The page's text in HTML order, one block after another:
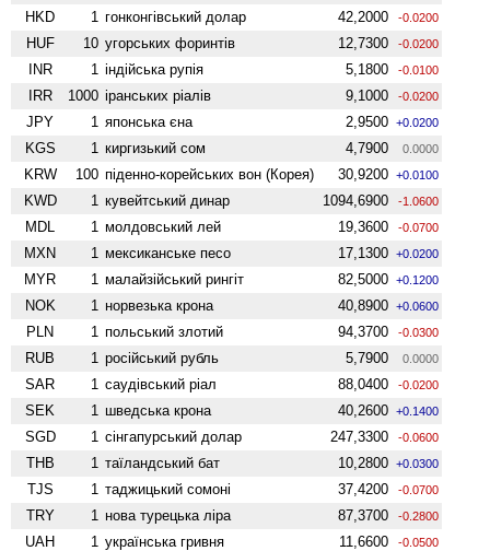
HKD 1 гонконгівський долар 42,2000 -0.0200
HUF 10 угорських форинтів 12,7300 -0.0200
INR 1 індійська рупія 5,1800 -0.0100
IRR 1000 іранських ріалів 9,1000 -0.0200
JPY 1 японська єна 2,9500 +0.0200
KGS 1 киргизький сом 4,7900 0.0000
KRW 100 піденно-корейських вон (Корея) 30,9200 +0.0100
KWD 1 кувейтський динар 1094,6900 -1.0600
MDL 1 молдовський лей 19,3600 -0.0700
MXN 1 мексиканське песо 17,1300 +0.0200
MYR 1 малайзійський рингіт 82,5000 +0.1200
NOK 1 норвезька крона 40,8900 +0.0600
PLN 1 польський злотий 94,3700 -0.0300
RUB 1 російський рубль 5,7900 0.0000
SAR 1 саудівський ріал 88,0400 -0.0200
SEK 1 шведська крона 40,2600 +0.1400
SGD 1 сінгапурський долар 247,3300 -0.0600
THB 1 таїландський бат 10,2800 +0.0300
TJS 1 таджицький сомоні 37,4200 -0.0700
TRY 1 нова турецька ліра 87,3700 -0.2800
UAH 1 українська гривня 11,6600 -0.0500